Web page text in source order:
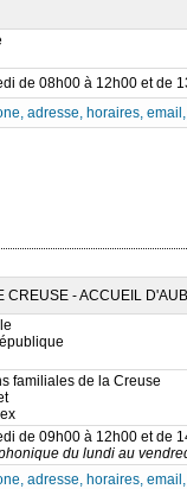
de 08h00 à 12h00 et de
adresse, horaires,
CREUSE - ACCUEIL
familiales de la Creuse
de 09h00 à 12h00 et de
du lundi au
adresse, horaires,